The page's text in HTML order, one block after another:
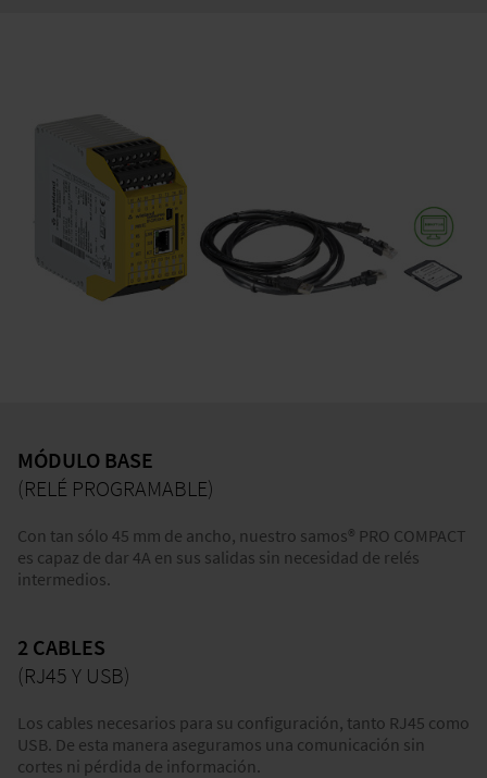
MÓDULO BASE
(RELÉ PROGRAMABLE)
Con tan sólo 45 mm de ancho, nuestro samos® PRO COMPACT
es capaz de dar 4A en sus salidas sin necesidad de relés
intermedios.
2 CABLES
(RJ45 Y USB)
Los cables necesarios para su configuración, tanto RJ45 como
USB. De esta manera aseguramos una comunicación sin
cortes ni pérdida de información.